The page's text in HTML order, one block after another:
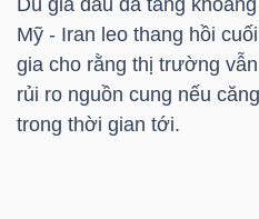
Mỹ - Iran leo thang hồi
gia cho rằng thị trường
rủi ro nguồn cung nếu
trong thời gian tới.
LIỆU
Ngành